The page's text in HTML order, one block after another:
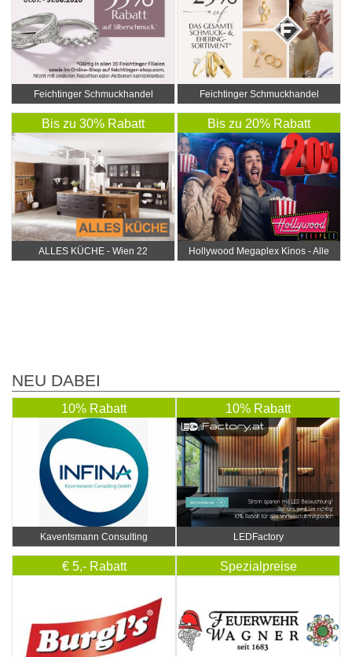
Feichtinger Schmuckhandel
Feichtinger Schmuckhandel
Bis zu 30% Rabatt
ALLES KÜCHE - Wien 22
Bis zu 20% Rabatt
Hollywood Megaplex Kinos - Alle
NEU DABEI
10% Rabatt
Kaventsmann Consulting
10% Rabatt
LEDFactory
€ 5,- Rabatt Spezialpreise